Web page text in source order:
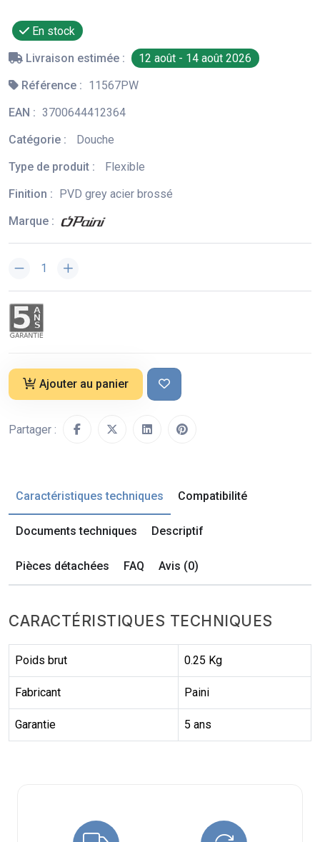
En stock
Livraison estimée :
12 août - 14 août 2026
Référence : 11567PW
EAN : 3700644412364
Catégorie :
Douche
Type de produit :
Flexible
Finition : PVD grey acier brossé
Marque :
Ajouter au panier
Partager :
Caractéristiques techniques Compatibilité
Documents techniques Descriptif
Pièces détachées FAQ Avis (0)
CARACTÉRISTIQUES TECHNIQUES
Poids brut 0.25 Kg
Fabricant Paini
Garantie 5 ans